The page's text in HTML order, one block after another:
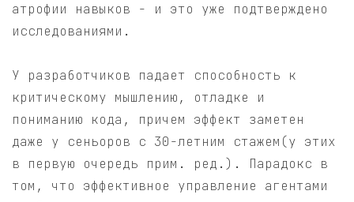
атрофии навыков - и это уже подтверждено
исследованиями.
У разработчиков падает способность к
критическому мышлению, отладке и
пониманию кода, причем эффект заметен
даже у сеньоров с 30-летним стажем(у этих
в первую очередь прим. ред.). Парадокс в
том, что эффективное управление агентами